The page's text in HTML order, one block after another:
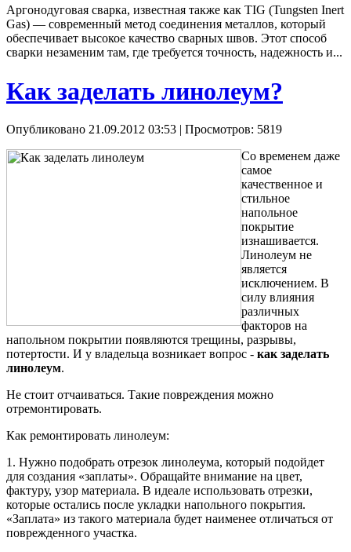
Аргонодуговая сварка, известная также как TIG (Tungsten Inert
Gas) — современный метод соединения металлов, который
обеспечивает высокое качество сварных швов. Этот способ
сварки незаменим там, где требуется точность, надежность и...
Как заделать линолеум?
Опубликовано 21.09.2012 03:53 | Просмотров: 5819
Со временем даже
самое
качественное и
стильное
напольное
покрытие
изнашивается.
Линолеум не
является
исключением. В
силу влияния
различных
факторов на
напольном покрытии появляются трещины, разрывы,
потертости. И у владельца возникает вопрос - как заделать
линолеум.
Не стоит отчаиваться. Такие повреждения можно
отремонтировать.
Как ремонтировать линолеум:
1. Нужно подобрать отрезок линолеума, который подойдет
для создания «заплаты». Обращайте внимание на цвет,
фактуру, узор материала. В идеале использовать отрезки,
которые остались после укладки напольного покрытия.
«Заплата» из такого материала будет наименее отличаться от
поврежденного участка.